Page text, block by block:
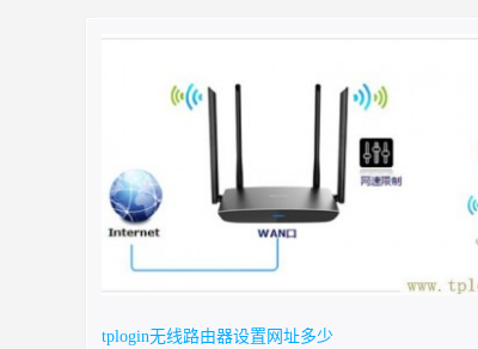
tplogin无线路由器设置网址多少